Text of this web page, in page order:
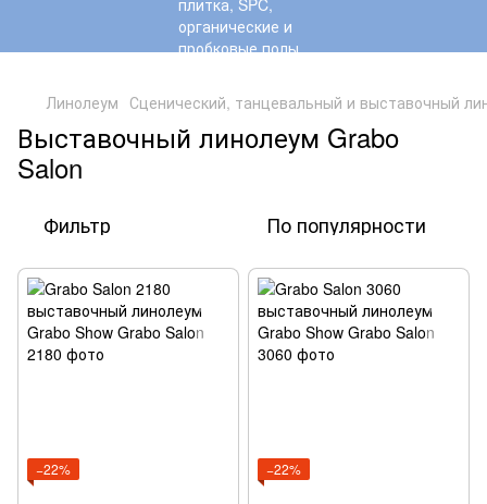
Линолеум Сценический, танцевальный и выставочный
Выставочный линолеум Grabo
Salon
Фильтр По популярности
−22% −22%